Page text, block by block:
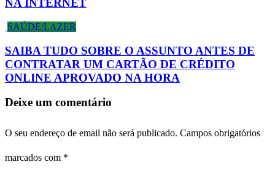
NA INTERNET
SAÚDE/LAZER
SAIBA TUDO SOBRE O ASSUNTO ANTES DE
CONTRATAR UM CARTÃO DE CRÉDITO
ONLINE APROVADO NA HORA
Deixe um comentário
O seu endereço de email não será publicado. Campos obrigatórios
marcados com *